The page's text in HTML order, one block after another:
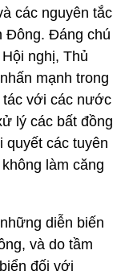
các nguyên tắc
Đông. Đáng chú
nghị, Thủ
mạnh trong
tác với các nước
lý các bất đồng
quyết các tuyên
làm căng
diễn biến
và do tầm
đối với